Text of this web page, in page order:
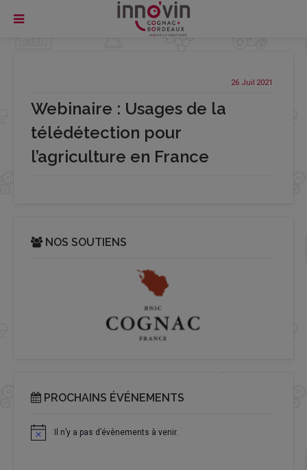
26 Juil 2021
Webinaire : Usages de la
télédétection pour
l’agriculture en France
NOS SOUTIENS
PROCHAINS ÉVÉNEMENTS
Notice Il n’y a pas d’évènements à venir.